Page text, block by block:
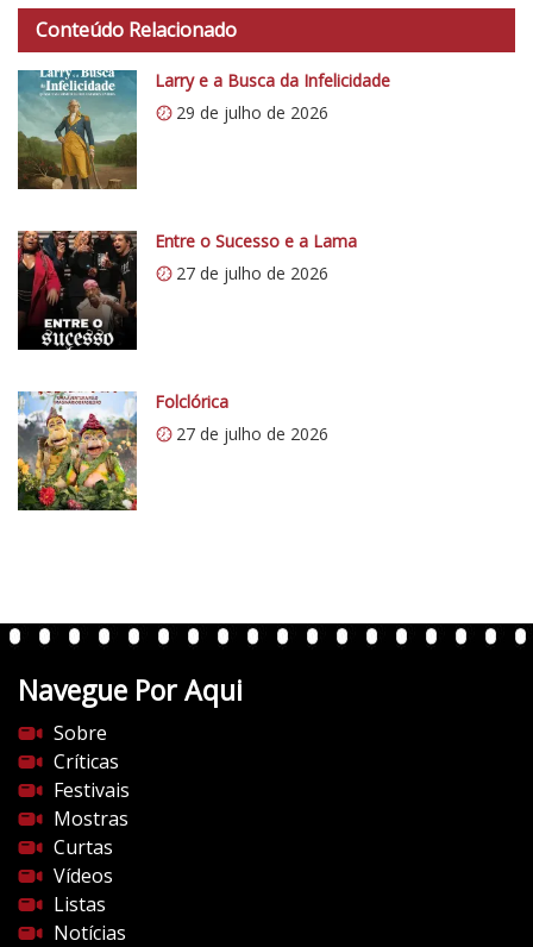
C
í
t
i
o
5
1
t
p
s
:
/
/
0
.
w
p
.
c
o
m
/
v
n
e
s
d
o
c
i
n
e
m
Conteúdo Relacionado
Larry e a Busca da Infelicidade
29 de julho de 2026
Entre o Sucesso e a Lama
27 de julho de 2026
Folclórica
27 de julho de 2026
Navegue Por Aqui
Sobre
Críticas
Festivais
Mostras
Curtas
Vídeos
Listas
Notícias